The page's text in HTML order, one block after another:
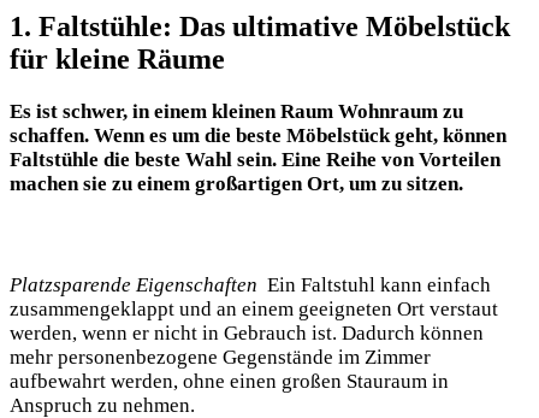
1. Faltstühle: Das ultimative⁢ Möbelstück
für kleine Räume
Es​ ist schwer, in einem ⁤kleinen Raum Wohnraum zu
schaffen. Wenn es um die ​beste Möbelstück geht, können
Faltstühle‌ die beste Wahl sein. Eine Reihe von Vorteilen
machen⁢ sie zu ​einem ⁢großartigen Ort, um zu sitzen. ​
Platzsparende Eigenschaften ​ Ein ​Faltstuhl kann einfach⁣
zusammengeklappt und an einem⁣ geeigneten Ort verstaut
werden, wenn er nicht in Gebrauch ist. Dadurch können
‍mehr personenbezogene Gegenstände im Zimmer‌
aufbewahrt werden, ​ohne einen ​großen Stauraum ‍in
Anspruch​ zu ⁤nehmen.